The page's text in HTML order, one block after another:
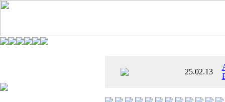
25.02.13